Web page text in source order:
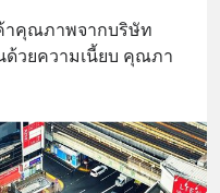
าคุณภาพจากบริษัท
ด้วยความเนี้ยบ คุณภา